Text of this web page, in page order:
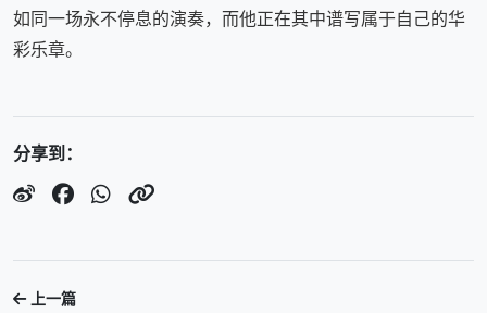
如同一场永不停息的演奏，而他正在其中谱写属于自己的华
彩乐章。
分享到：
上一篇